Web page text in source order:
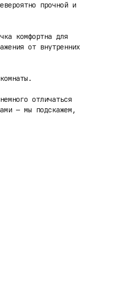
прочной и
комфортна для
от внутренних
отличаться
— мы подскажем,